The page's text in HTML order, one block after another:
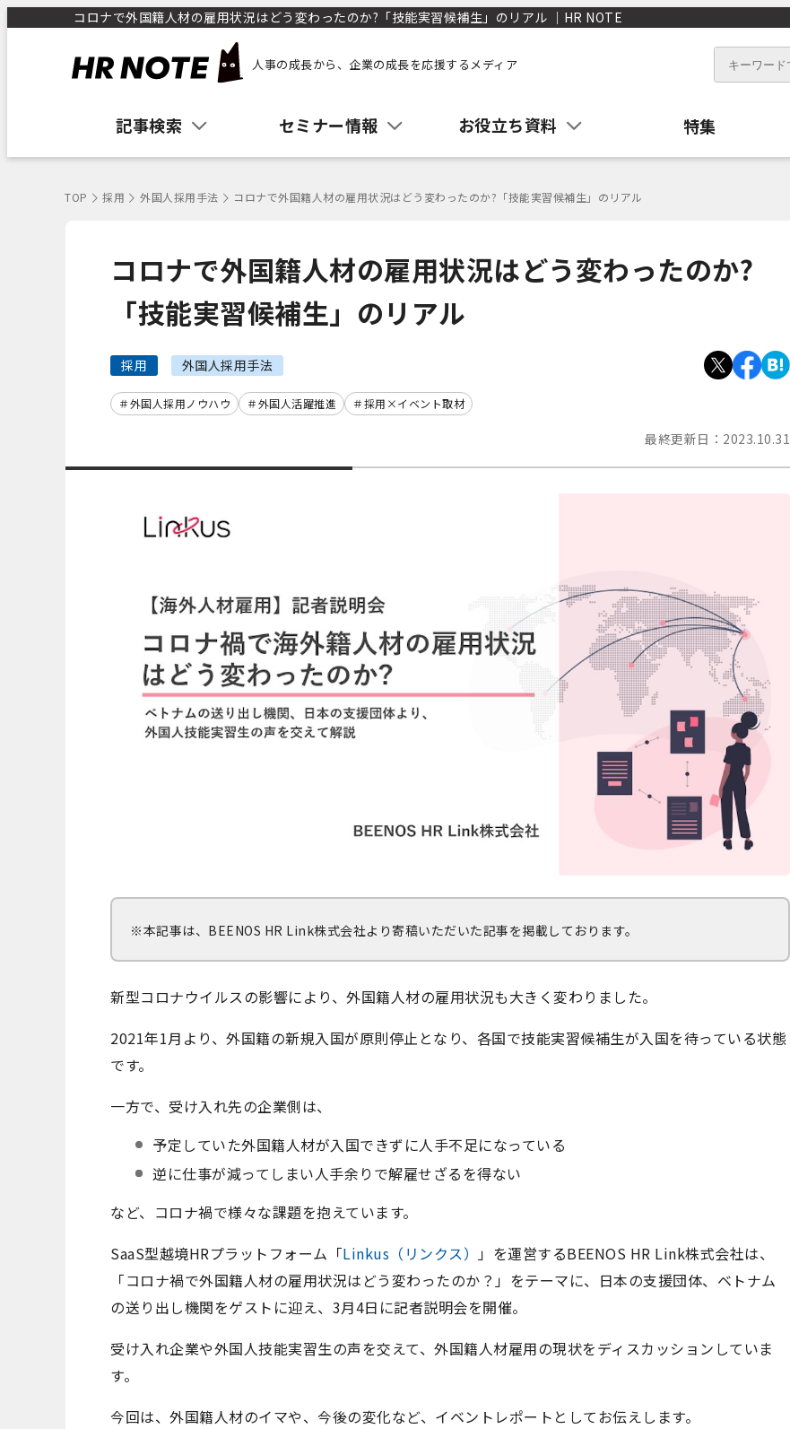
コロナで外国籍人材の雇用状況はどう変わったのか?「技能実習候補生」のリアル ｜HR NOTE
人事の成長から、企業の成長を応援するメディア
記事検索 セミナー情報 お役立ち資料 特集
TOP 採用 外国人採用手法 コロナで外国籍人材の雇用状況はどう変わったのか?「技能実習候補生」のリアル
コロナで外国籍人材の雇用状況はどう変わったのか?
「技能実習候補生」のリアル
採用 外国人採用手法
外国人採用ノウハウ 外国人活躍推進 採用×イベント取材
最終更新日： 2023.10.31
※本記事は、BEENOS HR Link株式会社より寄稿いただいた記事を掲載しております。
新型コロナウイルスの影響により、外国籍人材の雇用状況も大きく変わりました。
2021年1月より、外国籍の新規入国が原則停止となり、各国で技能実習候補生が入国を待っている状態
です。
一方で、受け入れ先の企業側は、
予定していた外国籍人材が入国できずに人手不足になっている
逆に仕事が減ってしまい人手余りで解雇せざるを得ない
など、コロナ禍で様々な課題を抱えています。
SaaS型越境HRプラットフォーム「Linkus（リンクス） 」を運営するBEENOS HR Link株式会社は、
「コロナ禍で外国籍人材の雇用状況はどう変わったのか？」をテーマに、日本の支援団体、ベトナム
の送り出し機関をゲストに迎え、 3月4日に記者説明会を開催。
受け入れ企業や外国人技能実習生の声を交えて、外国籍人材雇用の現状をディスカッションしていま
す。
今回は、 外国籍人材のイマや、今後の変化など、 イベントレポートとしてお伝えします。